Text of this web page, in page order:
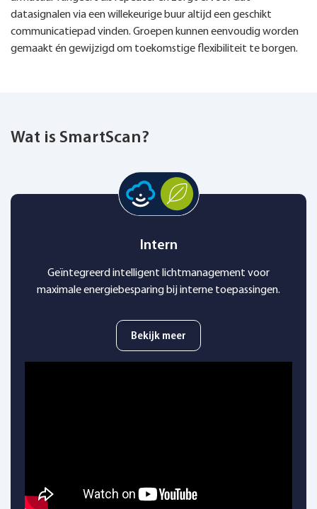
datasignalen via een willekeurige buur altijd een geschikt
communicatiepad vinden. Groepen kunnen eenvoudig worden
gemaakt én gewijzigd om toekomstige flexibiliteit te borgen.
Wat is SmartScan?
Intern
Geïntegreerd intelligent lichtmanagement voor
maximale energiebesparing bij interne toepassingen.
Bekijk meer